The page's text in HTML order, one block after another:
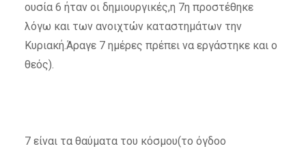
ουσία 6 ήταν οι δημιουργικές,η 7η προστέθηκε
λόγω και των ανοιχτών καταστημάτων την
Κυριακή.Άραγε 7 ημέρες πρέπει να εργάστηκε και ο
θεός).
7 είναι τα θαύματα του κόσμου(το όγδοο